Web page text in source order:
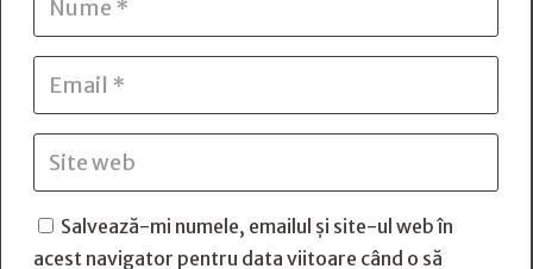
Salvează-mi numele, emailul și site-ul web în
acest navigator pentru data viitoare când o să